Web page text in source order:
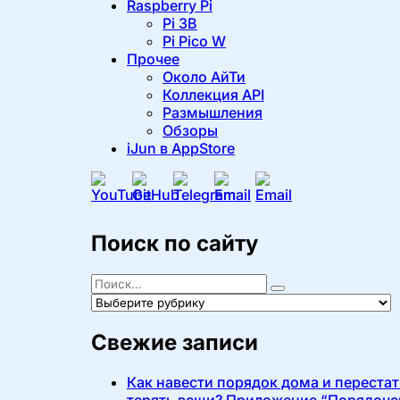
Raspberry Pi
Pi 3B
Pi Pico W
Прочее
Около АйТи
Коллекция API
Размышления
Обзоры
iJun в AppStore
Поиск по сайту
Поиск
Найти
Рубрики
Свежие записи
Как навести порядок дома и